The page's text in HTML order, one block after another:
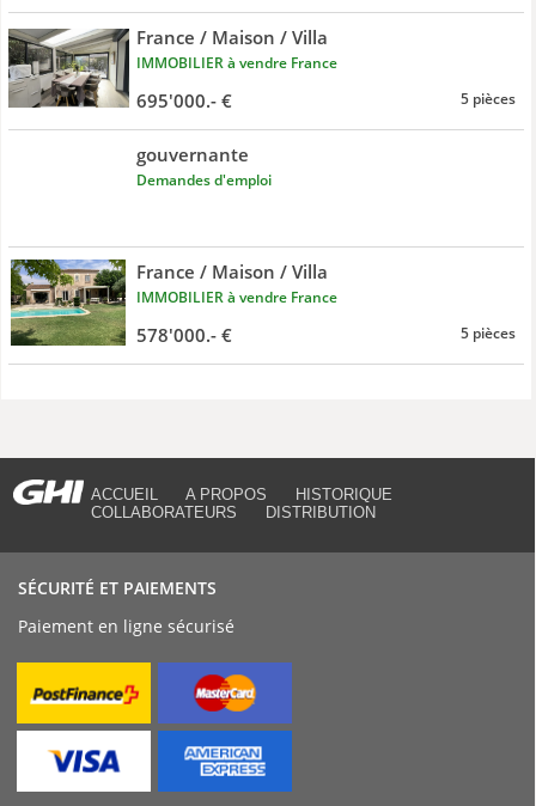
France / Maison / Villa
IMMOBILIER à vendre France
695'000.- € 5 pièces
gouvernante
Demandes d'emploi
France / Maison / Villa
IMMOBILIER à vendre France
578'000.- € 5 pièces
ACCUEIL A PROPOS
HISTORIQUE
COLLABORATEURS
DISTRIBUTION
SÉCURITÉ ET PAIEMENTS
Paiement en ligne sécurisé